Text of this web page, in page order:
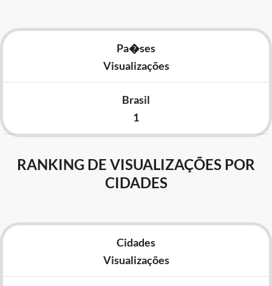
Pa�ses
Visualizações
Brasil
1
RANKING DE VISUALIZAÇÕES POR
CIDADES
Cidades
Visualizações